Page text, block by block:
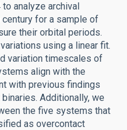
analyze archival
for a sample of
their orbital periods.
using a linear fit.
variation timescales of
align with the
with previous findings
Additionally, we
the five systems that
as overcontact